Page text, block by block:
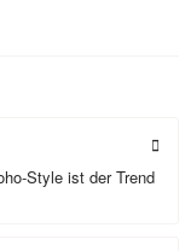
Style ist der Trend